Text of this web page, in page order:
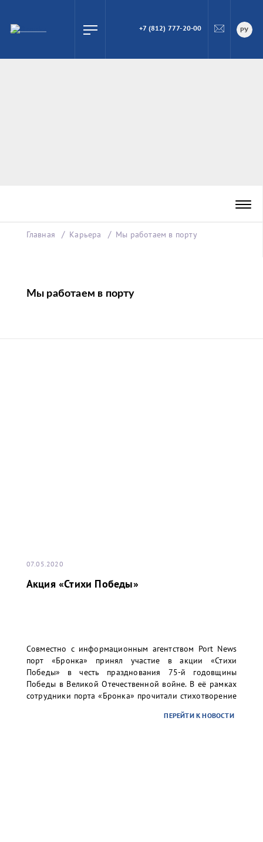
ПОИСК
+7 (812) 777-20-00 РУ
Главная Карьера Мы работаем в порту
Мы работаем в порту
07.05.2020
Акция «Стихи Победы»
Совместно с информационным агентством Port News
порт «Бронка» принял участие в акции «Стихи
Победы» в честь празднования 75-й годовщины
Победы в Великой Отечественной войне. В её рамках
сотрудники порта «Бронка» прочитали стихотворение
ПЕРЕЙТИ К НОВОСТИ